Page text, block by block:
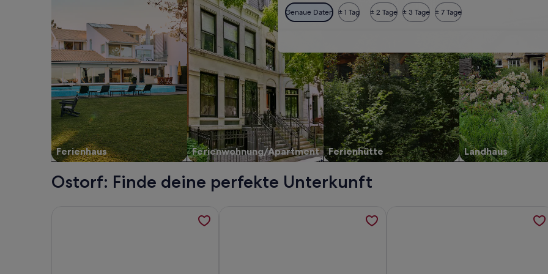
Genaue Daten ± 1 Tag ± 2 Tage ± 3 Tage ± 7 Tage
Ferienhaus Ferienwohnung/Apartment Ferienhütte Landhaus
Ostorf: Finde deine perfekte Unterkunft